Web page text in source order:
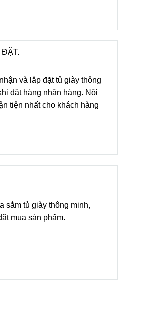
và lắp đặt tủ giày thông
đặt hàng nhận hàng. Nội
tiện nhất cho khách hàng
sắm tủ giày thông minh,
mua sản phẩm.